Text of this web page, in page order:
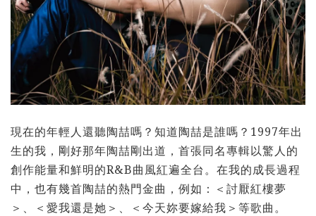
現在的年輕人還聽陶喆嗎？知道陶喆是誰嗎？ 1997年出
生的我，剛好那年陶喆剛出道，首張同名專輯以驚人的
創作能量和鮮明的R&B曲風紅遍全台。在我的成長過程
中，也有幾首陶喆的熱門金曲，例如：＜討厭紅樓夢
＞、＜愛我還是她＞、＜今天妳要嫁給我＞等歌曲。